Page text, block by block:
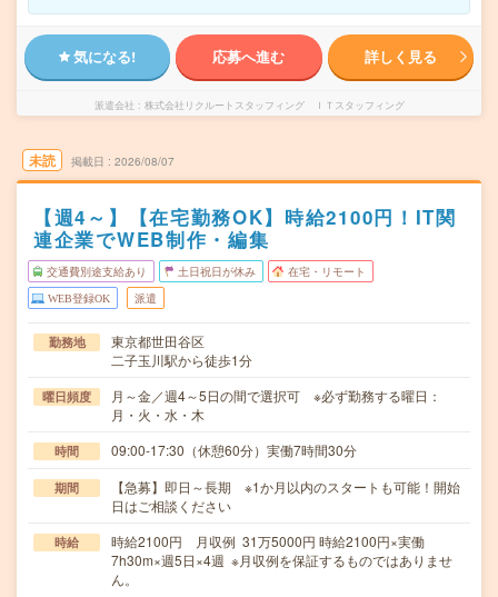
気になる! 応募へ進む 詳しく見る
派遣会社 株式会社リクルートスタッフィング ＩＴスタッフィング
未読 掲載日 2026/08/07
【週4～】【在宅勤務OK】時給2100円！IT関
連企業でWEB制作・編集
交通費別途支給あり 土日祝日が休み 在宅・リモート
WEB登録OK 派遣
勤務地
東京都世田谷区
二子玉川駅から徒歩1分
曜日頻度
月～金／週4～5日の間で選択可 ※必ず勤務する曜日：
月・火・水・木
時間 09:00-17:30（休憩60分）実働7時間30分
期間
【急募】即日～長期 ※1か月以内のスタートも可能！開始
日はご相談ください
時給
時給2100円 月収例 31万5000円 時給2100円×実働
7h30m×週5日×4週 ※月収例を保証するものではありませ
ん。